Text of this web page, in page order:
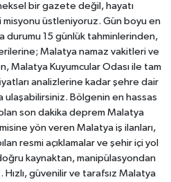
bir gazete değil, hayatı
misyonu üstleniyoruz. Gün boyu en
durumu 15 günlük tahminlerinden,
Malatya namaz vakitleri ve
Malatya Kuyumcular Odası ile tam
analizlerine kadar şehre dair
ulaşabilirsiniz. Bölgenin en hassas
olan son dakika deprem Malatya
yön veren Malatya iş ilanları,
resmi açıklamalar ve şehir içi yol
kaynaktan, manipülasyondan
Hızlı, güvenilir ve tarafsız Malatya